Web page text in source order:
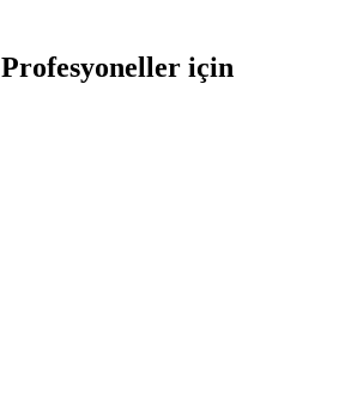
Profesyonelleriçin